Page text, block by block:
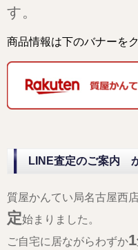
す。
商品情報は下のバナーを
LINE査定のご案内
質屋かんてい局名古屋西
定始まりました。
ご自宅に居ながらわずか